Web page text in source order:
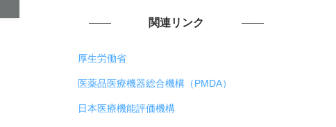
関連リンク
厚生労働省
医薬品医療機器総合機構（PMDA）
日本医療機能評価機構